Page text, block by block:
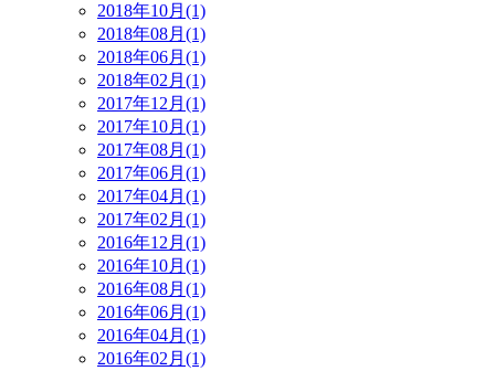
2018年10月(1)
2018年08月(1)
2018年06月(1)
2018年02月(1)
2017年12月(1)
2017年10月(1)
2017年08月(1)
2017年06月(1)
2017年04月(1)
2017年02月(1)
2016年12月(1)
2016年10月(1)
2016年08月(1)
2016年06月(1)
2016年04月(1)
2016年02月(1)